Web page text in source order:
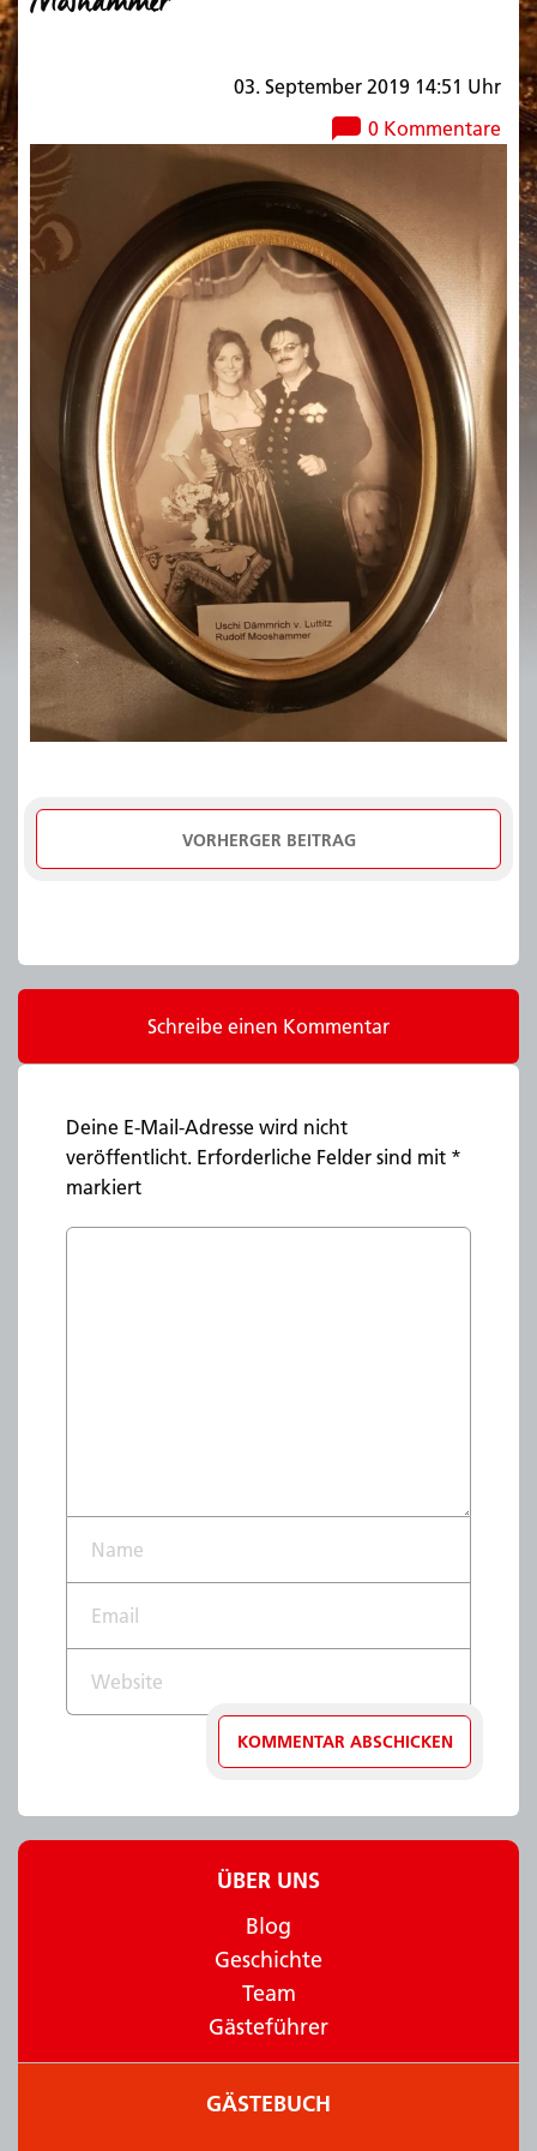
03. September 2019 14:51 Uhr
0 Kommentare
VORHERGER BEITRAG
Schreibe einen Kommentar
Deine E-Mail-Adresse wird nicht
veröffentlicht. Erforderliche Felder sind mit *
markiert
ÜBER UNS
Blog
Geschichte
Team
Gästeführer
GÄSTEBUCH